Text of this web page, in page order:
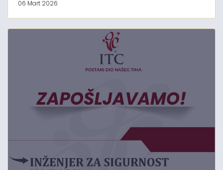
06 Mart 2026